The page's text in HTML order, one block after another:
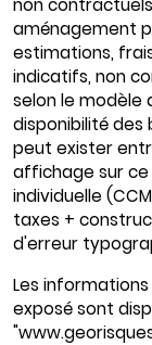
non
aménagement
estimations,
indicatifs, non
selon le modèle
disponibilité des
peut exister
affichage sur
individuelle
taxes +
d'erreur
Les
exposé sont